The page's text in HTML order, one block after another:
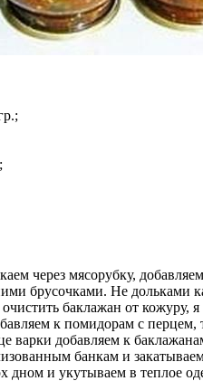
через мясорубку,
брусочками. Не дольками
баклажан от кожуру,
к помидорам с перцем,
варки добавляем к
банкам и
дном и укутываем в теплое